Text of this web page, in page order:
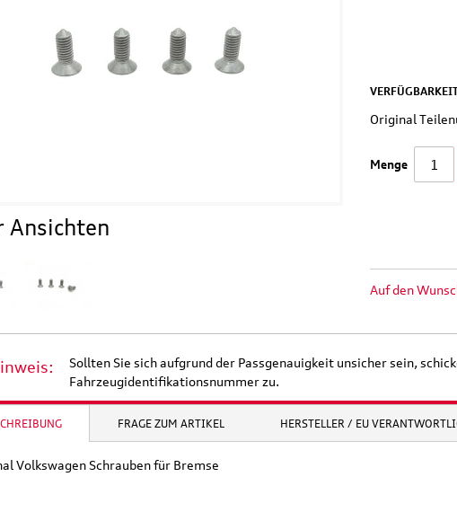
Ansichten
Original
Menge
Auf den
Sollten Sie sich aufgrund der Passgenauigkeit unsicher sein,
Fahrzeugidentifikationsnummer zu.
FRAGE ZUM ARTIKEL HERSTELLER / EU
Volkswagen Schrauben für Bremse